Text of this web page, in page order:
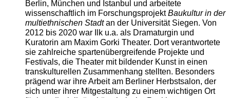
Berlin, München und Istanbul und arbeitete
wissenschaftlich im ForschungsprojektBaukultur in der
multiethnischen Stadtan der Universität Siegen. Von
2012 bis 2020 war Ilk u.a. als Dramaturgin und
Kuratorin am Maxim Gorki Theater. Dort verantwortete
sie zahlreiche spartenübergreifende Projekte und
Festivals, die Theater mit bildender Kunst in einen
transkulturellen Zusammenhang stellten. Besonders
prägend war ihre Arbeit am Berliner Herbstsalon, der
sich unter ihrer Mitgestaltung zu einem wichtigen Ort